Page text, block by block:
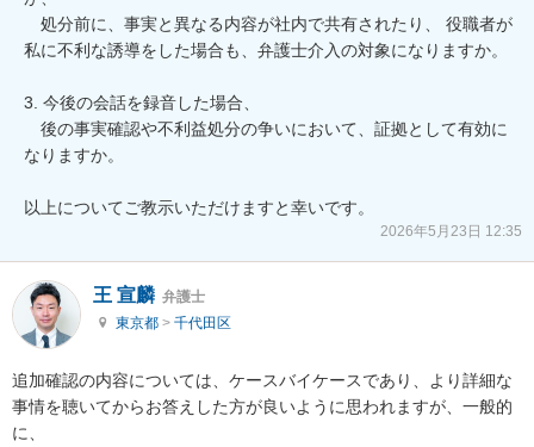
処分前に、事実と異なる内容が社内で共有されたり、 役職者が
私に不利な誘導をした場合も、弁護士介入の対象になりますか。
3. 今後の会話を録音した場合、
後の事実確認や不利益処分の争いにおいて、証拠として有効に
なりますか。
以上についてご教示いただけますと幸いです。
2026年5月23日 12:35
王 宣麟 弁護士
東京都 > 千代田区
追加確認の内容については、ケースバイケースであり、より詳細な
事情を聴いてからお答えした方が良いように思われますが、一般的
に、